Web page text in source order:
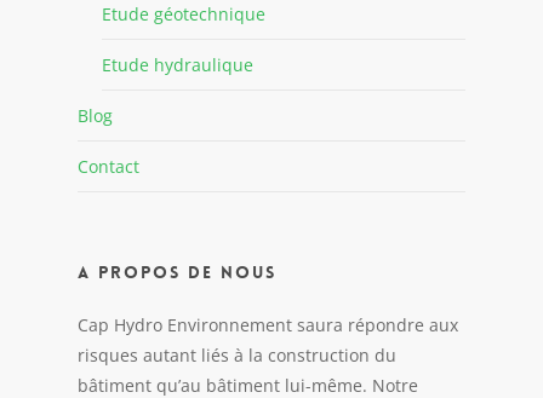
Etude géotechnique
Etude hydraulique
Blog
Contact
A propos de nous
Cap Hydro Environnement saura répondre aux
risques autant liés à la construction du
bâtiment qu’au bâtiment lui-même. Notre